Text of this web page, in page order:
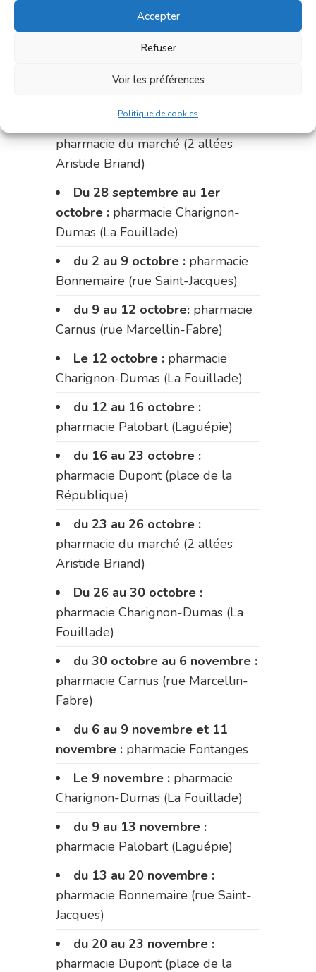
Accepter
Refuser
Voir les préférences
Politique de cookies
du 14 au 18 septembre :
pharmacie Palobart (Laguépie)
du 18 au 25 septembre :
pharmacie du marché (2 allées
Aristide Briand)
Du 28 septembre au 1er
octobre : pharmacie Charignon-
Dumas (La Fouillade)
du 2 au 9 octobre : pharmacie
Bonnemaire (rue Saint-Jacques)
du 9 au 12 octobre: pharmacie
Carnus (rue Marcellin-Fabre)
Le 12 octobre : pharmacie
Charignon-Dumas (La Fouillade)
du 12 au 16 octobre :
pharmacie Palobart (Laguépie)
du 16 au 23 octobre :
pharmacie Dupont (place de la
République)
du 23 au 26 octobre :
pharmacie du marché (2 allées
Aristide Briand)
Du 26 au 30 octobre :
pharmacie Charignon-Dumas (La
Fouillade)
du 30 octobre au 6 novembre :
pharmacie Carnus (rue Marcellin-
Fabre)
du 6 au 9 novembre et 11
novembre : pharmacie Fontanges
Le 9 novembre : pharmacie
Charignon-Dumas (La Fouillade)
du 9 au 13 novembre :
pharmacie Palobart (Laguépie)
du 13 au 20 novembre :
pharmacie Bonnemaire (rue Saint-
Jacques)
du 20 au 23 novembre :
pharmacie Dupont (place de la